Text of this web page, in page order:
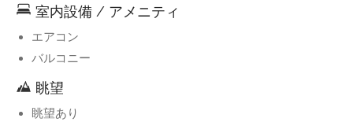
室内設備 / アメニティ
エアコン
バルコニー
眺望
眺望あり